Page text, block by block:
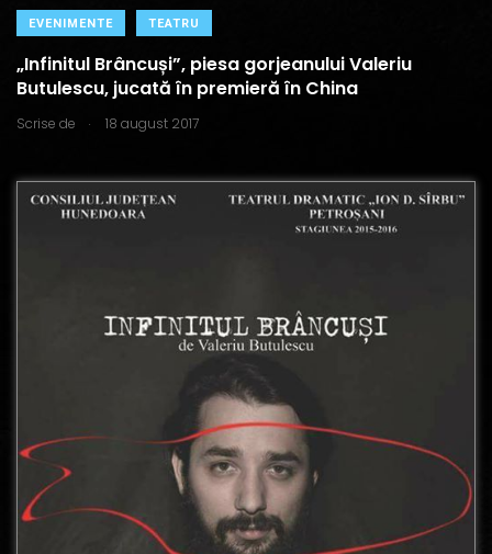
EVENIMENTE TEATRU
„Infinitul Brâncuși”, piesa gorjeanului Valeriu
Butulescu, jucată în premieră în China
Scrise de . 18 august 2017